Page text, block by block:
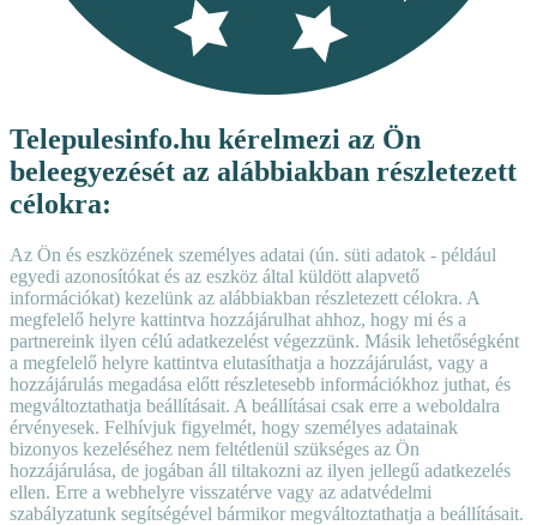
Telepulesinfo.hu kérelmezi az Ön
beleegyezését az alábbiakban részletezett
célokra:
Az Ön és eszközének személyes adatai (ún. süti adatok - például
egyedi azonosítókat és az eszköz által küldött alapvető
információkat) kezelünk az alábbiakban részletezett célokra. A
megfelelő helyre kattintva hozzájárulhat ahhoz, hogy mi és a
partnereink ilyen célú adatkezelést végezzünk. Másik lehetőségként
a megfelelő helyre kattintva elutasíthatja a hozzájárulást, vagy a
hozzájárulás megadása előtt részletesebb információkhoz juthat, és
megváltoztathatja beállításait. A beállításai csak erre a weboldalra
érvényesek. Felhívjuk figyelmét, hogy személyes adatainak
bizonyos kezeléséhez nem feltétlenül szükséges az Ön
hozzájárulása, de jogában áll tiltakozni az ilyen jellegű adatkezelés
ellen. Erre a webhelyre visszatérve vagy az adatvédelmi
szabályzatunk segítségével bármikor megváltoztathatja a beállításait.